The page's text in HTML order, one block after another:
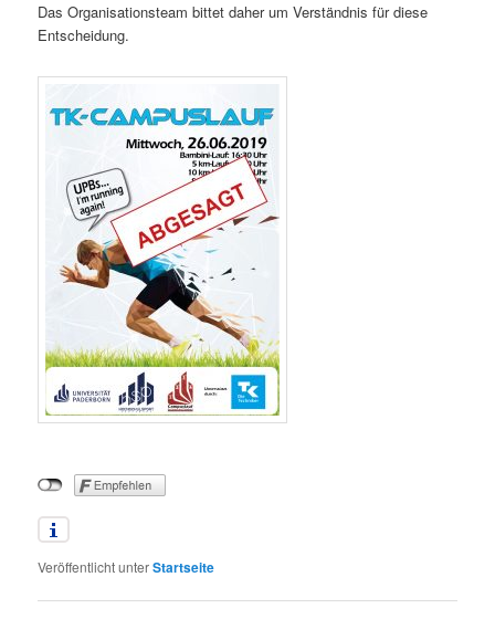
Das Organisationsteam bittet daher um Verständnis für diese
Entscheidung.
Veröffentlicht unterStartseite